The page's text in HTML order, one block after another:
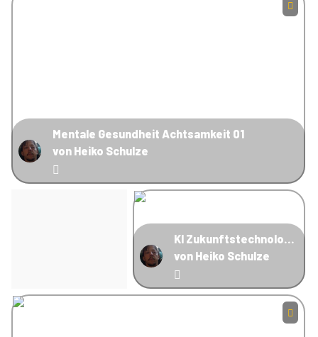
Mentale Gesundheit Achtsamkeit 01
von Heiko Schulze
KI Zukunftstechnologie
von Heiko Schulze